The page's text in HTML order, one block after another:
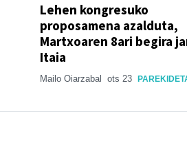
Lehen kongresuko
proposamena azalduta,
Martxoaren 8ari begira
Itaia
Mailo Oiarzabal ots 23